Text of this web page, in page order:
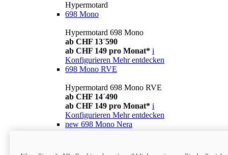
Hypermotard
698 Mono
Hypermotard 698 Mono
ab CHF 13´590
ab CHF 149 pro Monat* i
Konfigurieren Mehr entdecken
698 Mono RVE
Hypermotard 698 Mono RVE
ab CHF 14´490
ab CHF 149 pro Monat* i
Konfigurieren Mehr entdecken
new 698 Mono Nera
ab CHF 13´990